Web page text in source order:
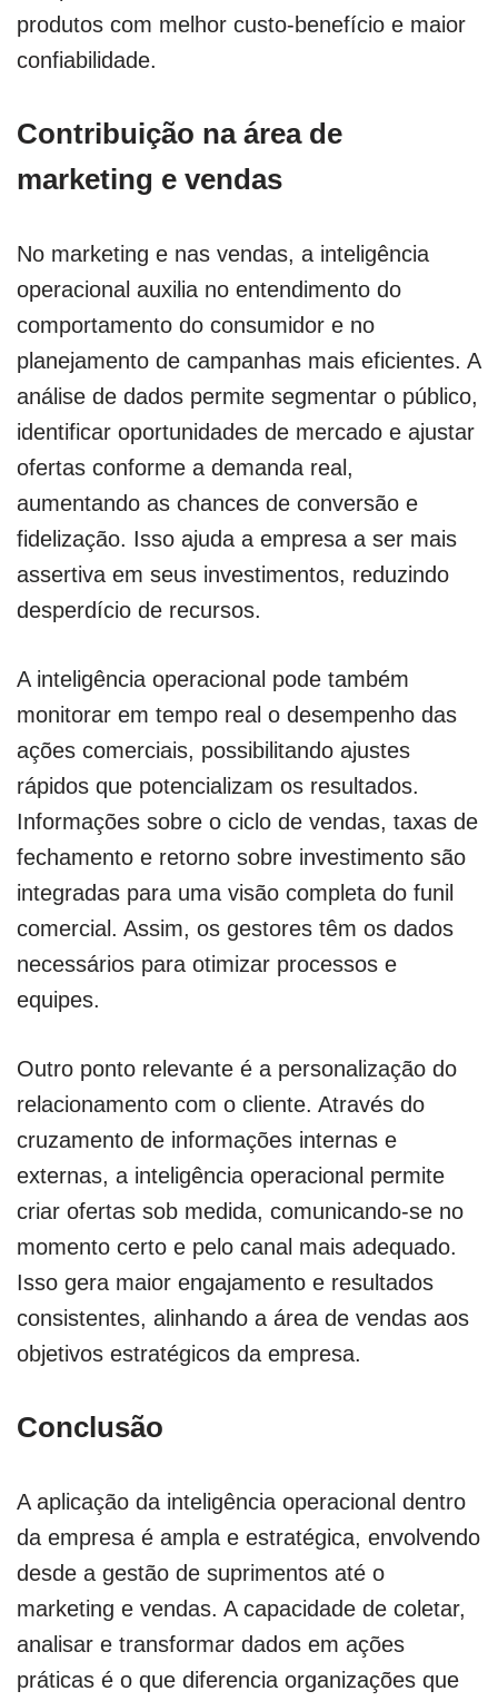
produtos com melhor custo-benefício e maior
confiabilidade.
Contribuição na área de
marketing e vendas
No marketing e nas vendas, a inteligência
operacional auxilia no entendimento do
comportamento do consumidor e no
planejamento de campanhas mais eficientes. A
análise de dados permite segmentar o público,
identificar oportunidades de mercado e ajustar
ofertas conforme a demanda real,
aumentando as chances de conversão e
fidelização. Isso ajuda a empresa a ser mais
assertiva em seus investimentos, reduzindo
desperdício de recursos.
A inteligência operacional pode também
monitorar em tempo real o desempenho das
ações comerciais, possibilitando ajustes
rápidos que potencializam os resultados.
Informações sobre o ciclo de vendas, taxas de
fechamento e retorno sobre investimento são
integradas para uma visão completa do funil
comercial. Assim, os gestores têm os dados
necessários para otimizar processos e
equipes.
Outro ponto relevante é a personalização do
relacionamento com o cliente. Através do
cruzamento de informações internas e
externas, a inteligência operacional permite
criar ofertas sob medida, comunicando-se no
momento certo e pelo canal mais adequado.
Isso gera maior engajamento e resultados
consistentes, alinhando a área de vendas aos
objetivos estratégicos da empresa.
Conclusão
A aplicação da inteligência operacional dentro
da empresa é ampla e estratégica, envolvendo
desde a gestão de suprimentos até o
marketing e vendas. A capacidade de coletar,
analisar e transformar dados em ações
práticas é o que diferencia organizações que